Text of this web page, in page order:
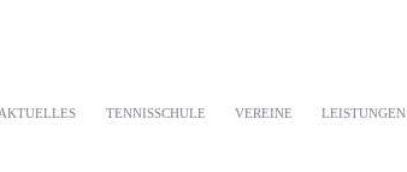
AKTUELLES TENNISSCHULE VEREINE LEISTUNGEN